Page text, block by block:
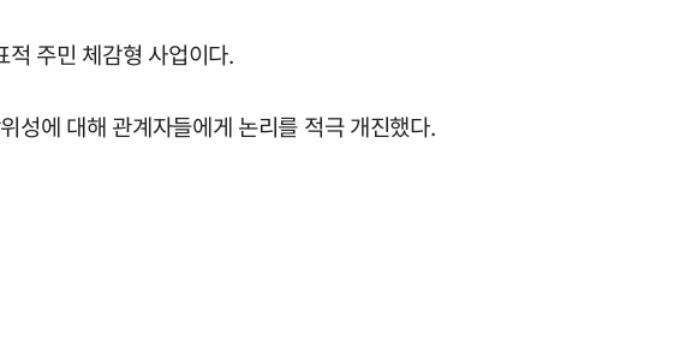
주민 체감형 사업이다.
성에 대해 관계자들에게 논리를 적극 개진했다.